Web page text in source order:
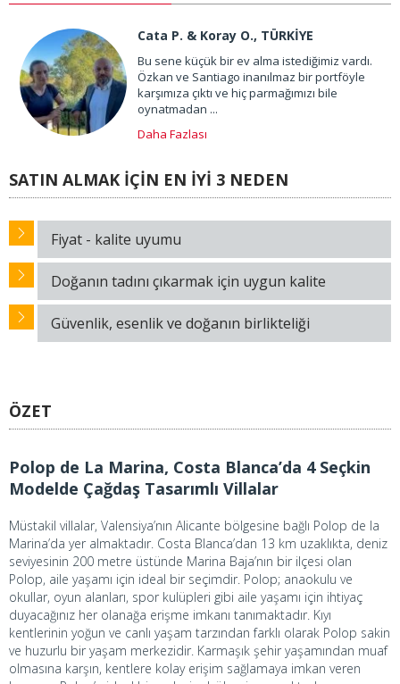
Cata P. & Koray O., TÜRKİYE
Bu sene küçük bir ev alma istediğimiz vardı.
Özkan ve Santiago inanılmaz bir portföyle
karşımıza çıktı ve hiç parmağımızı bile
oynatmadan ...
Daha Fazlası
SATIN ALMAK İÇİN EN İYİ 3 NEDEN
Fiyat - kalite uyumu
Doğanın tadını çıkarmak için uygun kalite
Güvenlik, esenlik ve doğanın birlikteliği
ÖZET
Polop de La Marina, Costa Blanca’da 4 Seçkin
Modelde Çağdaş Tasarımlı Villalar
Müstakil villalar, Valensiya’nın Alicante bölgesine bağlı Polop de la
Marina’da yer almaktadır. Costa Blanca’dan 13 km uzaklıkta, deniz
seviyesinin 200 metre üstünde Marina Baja’nın bir ilçesi olan
Polop, aile yaşamı için ideal bir seçimdir. Polop; anaokulu ve
okullar, oyun alanları, spor kulüpleri gibi aile yaşamı için ihtiyaç
duyacağınız her olanağa erişme imkanı tanımaktadır. Kıyı
kentlerinin yoğun ve canlı yaşam tarzından farklı olarak Polop sakin
ve huzurlu bir yaşam merkezidir. Karmaşık şehir yaşamından muaf
olmasına karşın, kentlere kolay erişim sağlamaya imkan veren